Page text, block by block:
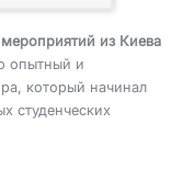
из Киева
опытный и
который начинал
студенческих